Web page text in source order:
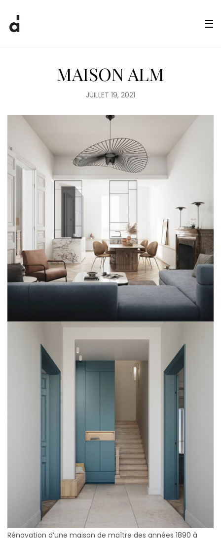
MAISON ALM
JUILLET 19, 2021
Rénovation d’une maison de maître des années 1890 à